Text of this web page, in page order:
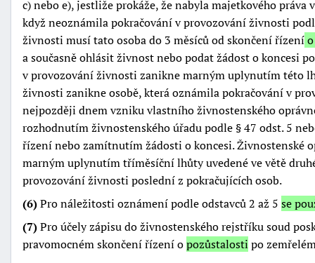
c) nebo e), jestliže prokáže, že nabyla majetkového
když neoznámila pokračování v provozování živnosti
živnosti musí tato osoba do 3 měsíců od skončení řízení
a současně ohlásit živnost nebo podat žádost o koncesi
v provozování živnosti zanikne marným uplynutím této
živnosti zanikne osobě, která oznámila pokračování v
nejpozději dnem vzniku vlastního živnostenského
rozhodnutím živnostenského úřadu podle § 47 odst. 5
řízení nebo zamítnutím žádosti o koncesi. Živnostenské
marným uplynutím tříměsíční lhůty uvedené ve větě
provozování živnosti poslední z pokračujících osob.
(6)Pro náležitosti oznámení podle odstavců 2 až 5 se
(7)Pro účely zápisu do živnostenského rejstříku soud
pravomocném skončení řízení opozůstalosti po